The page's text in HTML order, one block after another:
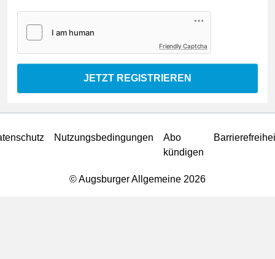
Friendly Captcha
JETZT REGISTRIEREN
Nutzungsbedingungen
Abo
kündigen
© Augsburger Allgemeine 2026